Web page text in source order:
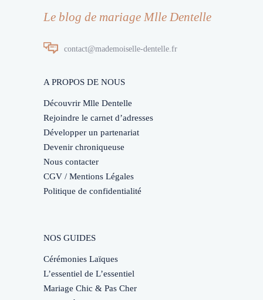
Le blog de mariage Mlle Dentelle
contact@mademoiselle-dentelle.fr
A PROPOS DE NOUS
Découvrir Mlle Dentelle
Rejoindre le carnet d’adresses
Développer un partenariat
Devenir chroniqueuse
Nous contacter
CGV / Mentions Légales
Politique de confidentialité
NOS GUIDES
Cérémonies Laïques
L’essentiel de L’essentiel
Mariage Chic & Pas Cher